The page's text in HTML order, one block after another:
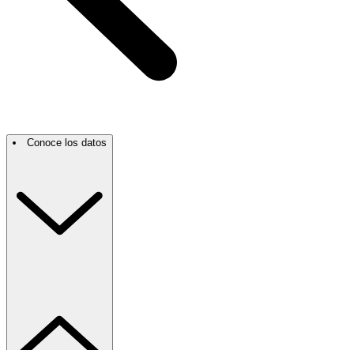
Conoce los datos